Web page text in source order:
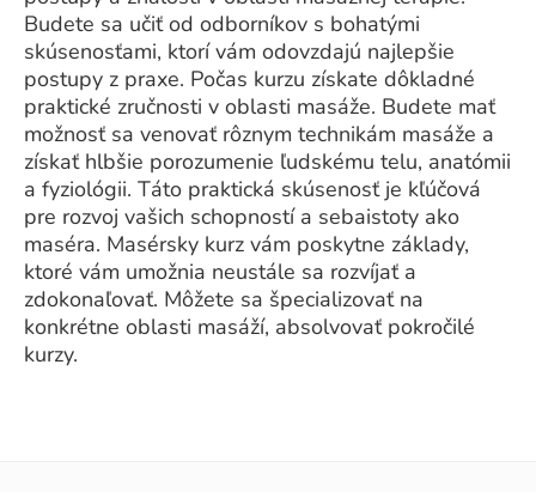
Budete sa učiť od odborníkov s bohatými
skúsenosťami, ktorí vám odovzdajú najlepšie
postupy z praxe. Počas kurzu získate dôkladné
praktické zručnosti v oblasti masáže. Budete mať
možnosť sa venovať rôznym technikám masáže a
získať hlbšie porozumenie ľudskému telu, anatómii
a fyziológii. Táto praktická skúsenosť je kľúčová
pre rozvoj vašich schopností a sebaistoty ako
maséra. Masérsky kurz vám poskytne základy,
ktoré vám umožnia neustále sa rozvíjať a
zdokonaľovať. Môžete sa špecializovať na
konkrétne oblasti masáží, absolvovať pokročilé
kurzy.